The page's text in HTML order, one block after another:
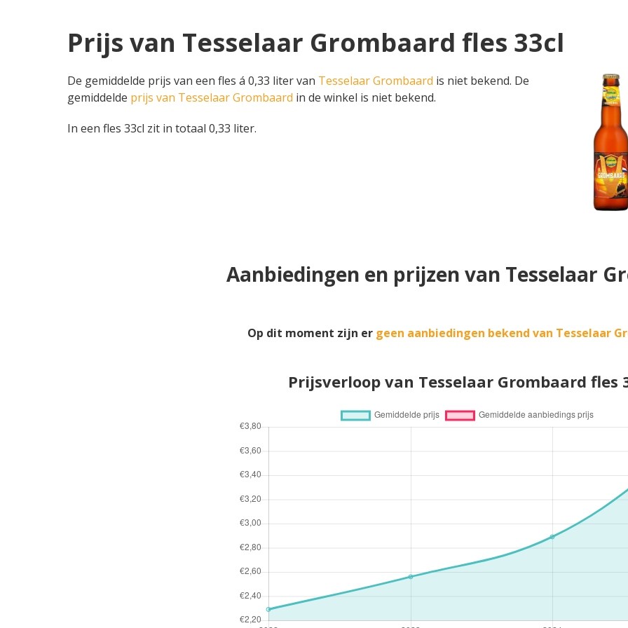
Prijs van Tesselaar Grombaard fles 33cl
De gemiddelde prijs van een fles á 0,33 liter van Tesselaar Grombaard is niet bekend. De
gemiddelde prijs van Tesselaar Grombaard in de winkel is niet bekend.
In een fles 33cl zit in totaal 0,33 liter.
Aanbiedingen en prijzen van Tesselaar
Op dit moment zijn er geen aanbiedingen bekend van Tesselaar
Prijsverloop van Tesselaar Grombaard fles